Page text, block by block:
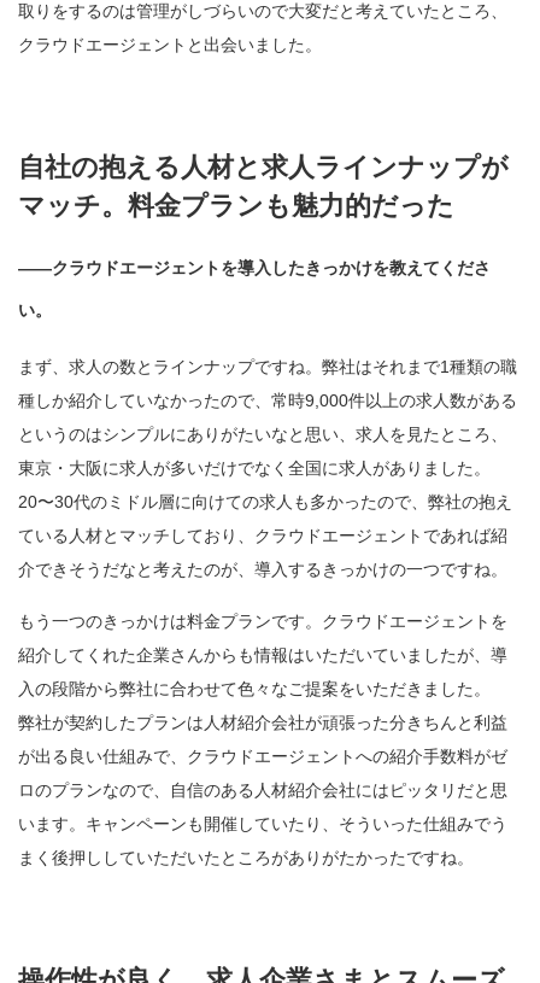
取りをするのは管理がしづらいので大変だと考えていたところ、
クラウドエージェントと出会いました。
自社の抱える人材と求人ラインナップが
マッチ。料金プランも魅力的だった
——クラウドエージェントを導入したきっかけを教えてくださ
い。
まず、求人の数とラインナップですね。弊社はそれまで1種類の職
種しか紹介していなかったので、常時9,000件以上の求人数がある
というのはシンプルにありがたいなと思い、求人を見たところ、
東京・大阪に求人が多いだけでなく全国に求人がありました。
20〜30代のミドル層に向けての求人も多かったので、弊社の抱え
ている人材とマッチしており、クラウドエージェントであれば紹
介できそうだなと考えたのが、導入するきっかけの一つですね。
もう一つのきっかけは料金プランです。クラウドエージェントを
紹介してくれた企業さんからも情報はいただいていましたが、導
入の段階から弊社に合わせて色々なご提案をいただきました。
弊社が契約したプランは人材紹介会社が頑張った分きちんと利益
が出る良い仕組みで、クラウドエージェントへの紹介手数料がゼ
ロのプランなので、自信のある人材紹介会社にはピッタリだと思
います。キャンペーンも開催していたり、そういった仕組みでう
まく後押ししていただいたところがありがたかったですね。